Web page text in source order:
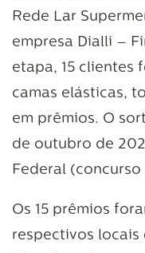
Rede Lar
empresa Dialli –
etapa, 15 clientes
camas elásticas,
em prêmios. O
de outubro de
Federal (concurso
Os 15 prêmios
respectivos locais